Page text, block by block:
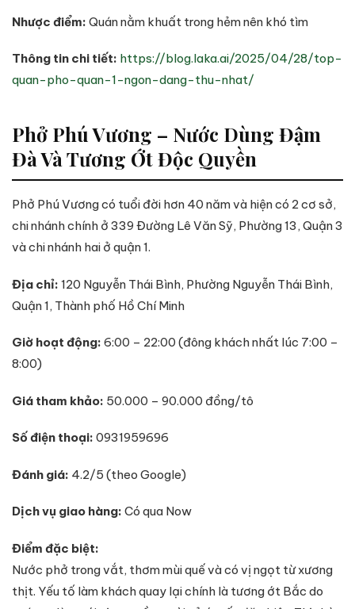
Nhược điểm: Quán nằm khuất trong hẻm nên khó tìm
Thông tin chi tiết: https://blog.laka.ai/2025/04/28/top-
quan-pho-quan-1-ngon-dang-thu-nhat/
Phở Phú Vương – Nước Dùng Đậm
Đà Và Tương Ớt Độc Quyền
Phở Phú Vương có tuổi đời hơn 40 năm và hiện có 2 cơ sở,
chi nhánh chính ở 339 Đường Lê Văn Sỹ, Phường 13, Quận 3
và chi nhánh hai ở quận 1.
Địa chỉ: 120 Nguyễn Thái Bình, Phường Nguyễn Thái Bình,
Quận 1, Thành phố Hồ Chí Minh
Giờ hoạt động: 6:00 – 22:00 (đông khách nhất lúc 7:00 –
8:00)
Giá tham khảo: 50.000 – 90.000 đồng/tô
Số điện thoại: 0931959696
Đánh giá: 4.2/5 (theo Google)
Dịch vụ giao hàng: Có qua Now
Điểm đặc biệt:
Nước phở trong vắt, thơm mùi quế và có vị ngọt từ xương
thịt. Yếu tố làm khách quay lại chính là tương ớt Bắc do